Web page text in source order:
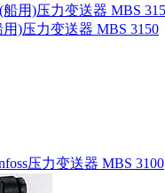
用)压力变送器 MBS 3150
压力变送器 MBS 3100